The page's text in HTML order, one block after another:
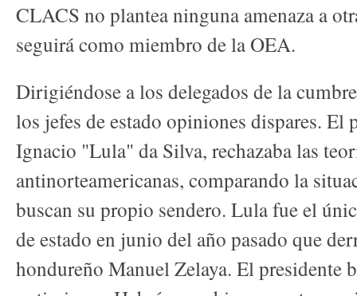
CLACS no plantea ninguna amenaza a
seguirá como miembro de la OEA.
Dirigiéndose a los delegados de la
los jefes de estado opiniones dispares. El
Ignacio "Lula" da Silva, rechazaba las
antinorteamericanas, comparando la
buscan su propio sendero. Lula fue el
de estado en junio del año pasado que
hondureño Manuel Zelaya. El presidente